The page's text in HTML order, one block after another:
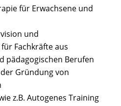
für Erwachsene und
und
Fachkräfte aus
pädagogischen Berufen
Gründung von
z.B. Autogenes Training